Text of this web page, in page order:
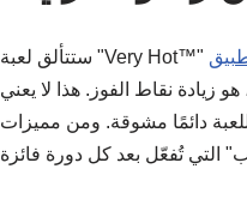
زيادة نقاط الفوز. هذا لا يعني
دائمًا مشوقة. ومن مميزات